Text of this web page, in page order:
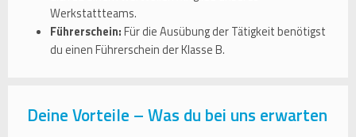
Werkstattteams.
Führerschein:Für die Ausübung der Tätigkeit benötigst
du einen Führerschein der Klasse B.
Deine Vorteile – Was du bei uns erwarten